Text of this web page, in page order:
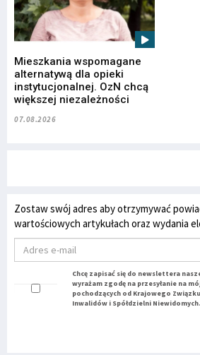
Mieszkania wspomagane
alternatywą dla opieki
instytucjonalnej. OzN chcą
większej niezależności
07.08.2026
Zostaw swój adres aby otrzymywać
wartościowych artykułach oraz wydania
Chcę zapisać się do newslettera
wyrażam zgodę na przesyłanie na
pochodzących od Krajowego
Inwalidów i Spółdzielni Niewidomych.